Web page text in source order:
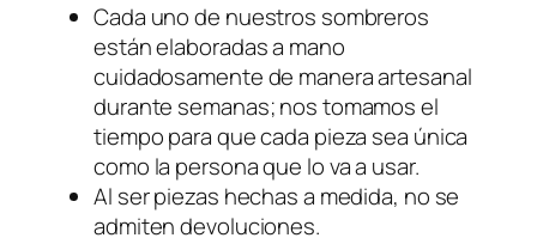
Cada uno de nuestros sombreros
están elaboradas a mano
cuidadosamente de manera artesanal
durante semanas; nos tomamos el
tiempo para que cada pieza sea única
como la persona que lo va a usar.
Al ser piezas hechas a medida, no se
admiten devoluciones.